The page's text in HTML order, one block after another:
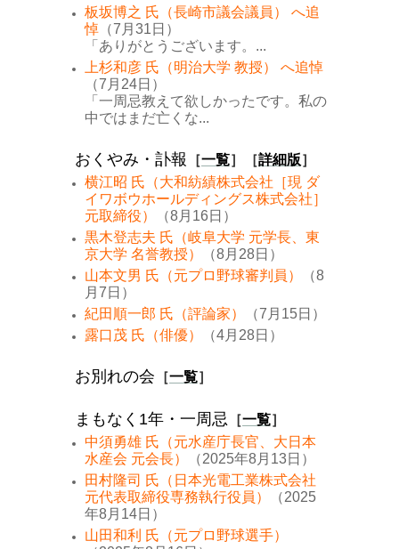
板坂博之 氏（長崎市議会議員） へ追
悼 （7月31日）
「ありがとうございます。...
上杉和彦 氏（明治大学 教授） へ追悼
（7月24日）
「一周忌教えて欲しかったです。私の
中ではまだ亡くな...
おくやみ・訃報 ［一覧］［詳細版］
横江昭 氏（大和紡績株式会社［現 ダ
イワボウホールディングス株式会社］
元取締役）
（8月16日）
黒木登志夫 氏（岐阜大学 元学長、東
京大学 名誉教授）
（8月28日）
山本文男 氏（元プロ野球審判員）
（8
月7日）
紀田順一郎 氏（評論家）
（7月15日）
露口茂 氏（俳優）
（4月28日）
お別れの会 ［一覧］
まもなく1年・一周忌 ［一覧］
中須勇雄 氏（元水産庁長官、大日本
水産会 元会長）
（2025年8月13日）
田村隆司 氏（日本光電工業株式会社
元代表取締役専務執行役員）
（2025
年8月14日）
山田和利 氏（元プロ野球選手）